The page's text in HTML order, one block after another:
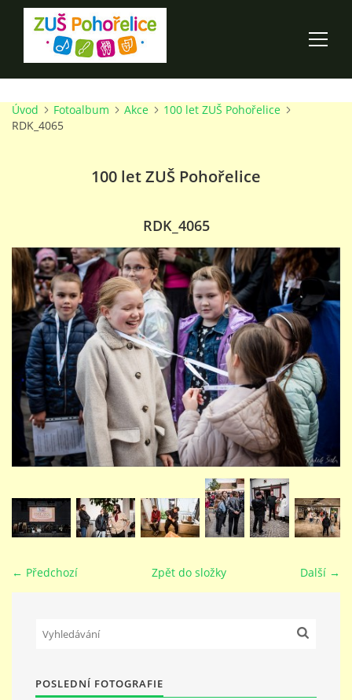
ÚVOD
O ŠKOLE
PRO RODIČE
TALENTOVÉ ZKOUŠKY
STUDIJNÍ OBORY
GALERIE
PEDAGOGICKÝ SBOR
DOKUMENTY / KE STAŽENÍ
KURZY
KONTAKTY
Úvod Fotoalbum Akce
100 let ZUŠ Pohořelice
RDK_4065
100 let ZUŠ Pohořelice
RDK_4065
← Předchozí Další →
Zpět do složky
POSLEDNÍ FOTOGRAFIE